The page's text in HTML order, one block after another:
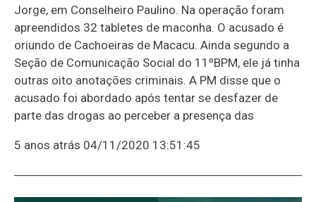
Jorge, em Conselheiro Paulino. Na operação foram
apreendidos 32 tabletes de maconha. O acusado é
oriundo de Cachoeiras de Macacu. Ainda segundo a
Seção de Comunicação Social do 11ºBPM, ele já tinha
outras oito anotações criminais. A PM disse que o
acusado foi abordado após tentar se desfazer de
parte das drogas ao perceber a presença das
5 anos atrás 04/11/2020 13:51:45